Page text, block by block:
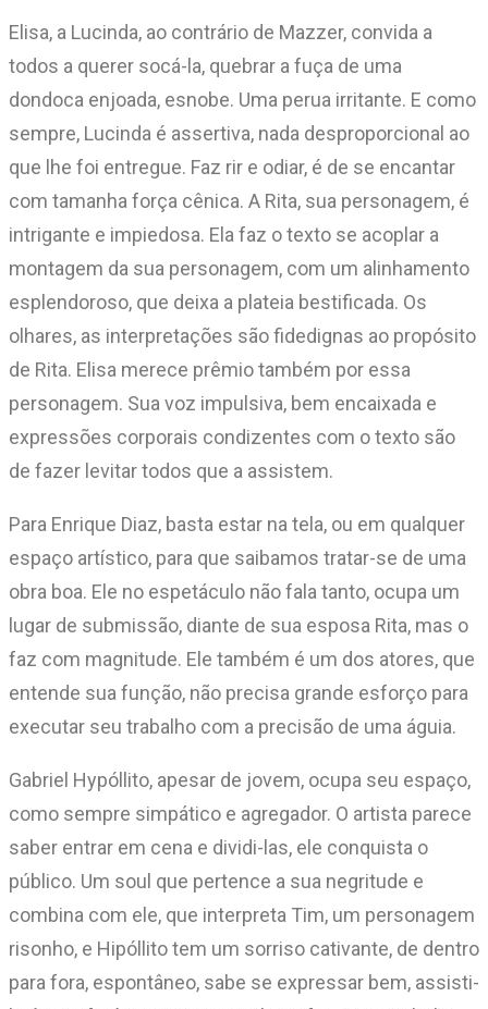
Elisa, a Lucinda, ao contrário de Mazzer, convida a
todos a querer socá-la, quebrar a fuça de uma
dondoca enjoada, esnobe. Uma perua irritante. E como
sempre, Lucinda é assertiva, nada desproporcional ao
que lhe foi entregue. Faz rir e odiar, é de se encantar
com tamanha força cênica. A Rita, sua personagem, é
intrigante e impiedosa. Ela faz o texto se acoplar a
montagem da sua personagem, com um alinhamento
esplendoroso, que deixa a plateia bestificada. Os
olhares, as interpretações são fidedignas ao propósito
de Rita. Elisa merece prêmio também por essa
personagem. Sua voz impulsiva, bem encaixada e
expressões corporais condizentes com o texto são
de fazer levitar todos que a assistem.
Para Enrique Diaz, basta estar na tela, ou em qualquer
espaço artístico, para que saibamos tratar-se de uma
obra boa. Ele no espetáculo não fala tanto, ocupa um
lugar de submissão, diante de sua esposa Rita, mas o
faz com magnitude. Ele também é um dos atores, que
entende sua função, não precisa grande esforço para
executar seu trabalho com a precisão de uma águia.
Gabriel Hypóllito, apesar de jovem, ocupa seu espaço,
como sempre simpático e agregador. O artista parece
saber entrar em cena e dividi-las, ele conquista o
público. Um soul que pertence a sua negritude e
combina com ele, que interpreta Tim, um personagem
risonho, e Hipóllito tem um sorriso cativante, de dentro
para fora, espontâneo, sabe se expressar bem, assisti-